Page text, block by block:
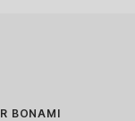
BONAMI